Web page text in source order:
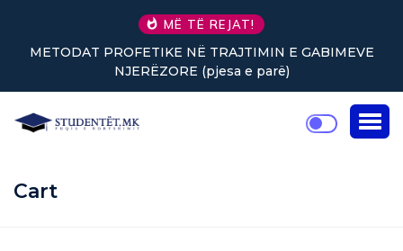
MË TË REJAT!
METODAT PROFETIKE NË TRAJTIMIN E GABIMEVE
NJERËZORE (pjesa e parë)
Cart